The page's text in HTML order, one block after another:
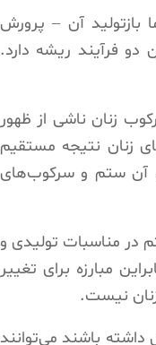
بازتولید آن – پرورش
فرآیند ریشه دارد.
زنان ناشی از ظهور
زنان نتیجه مستقیم
آن ستم و سرکوب‌های
در مناسبات تولیدی و
مبارزه برای تغییر
نیست.
باشند می‌توانند